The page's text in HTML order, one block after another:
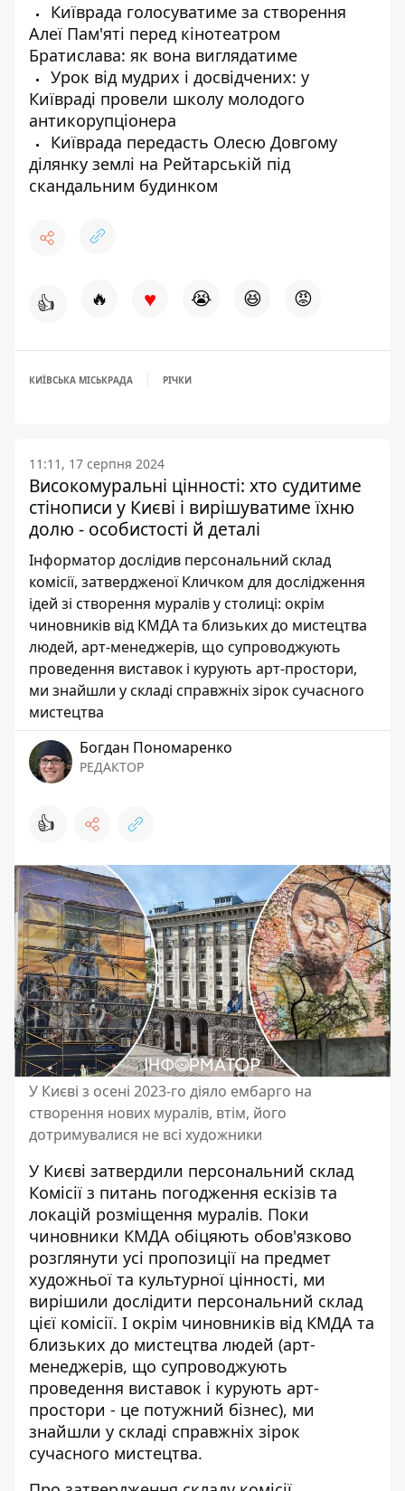
Київрада голосуватиме за створення
Алеї Пам'яті перед кінотеатром
Братислава: як вона виглядатиме
Урок від мудрих і досвідчених: у
Київраді провели школу молодого
антикорупціонера
Київрада передасть Олесю Довгому
ділянку землі на Рейтарській під
скандальним будинком
👍 🔥 ♥ 😭 😆 😡
КИЇВСЬКА МІСЬКРАДА РІЧКИ
11:11, 17 серпня 2024
Високомуральні цінності: хто судитиме
стінописи у Києві і вирішуватиме їхню
долю - особистості й деталі
Інформатор дослідив персональний склад
комісії, затвердженої Кличком для дослідження
ідей зі створення муралів у столиці: окрім
чиновників від КМДА та близьких до мистецтва
людей, арт-менеджерів, що супроводжують
проведення виставок і курують арт-простори,
ми знайшли у складі справжніх зірок сучасного
мистецтва
Богдан Пономаренко
РЕДАКТОР
👍
У Києві з осені 2023-го діяло ембарго на
створення нових муралів, втім, його
дотримувалися не всі художники
У Києві затвердили персональний склад
Комісії з питань погодження ескізів та
локацій розміщення муралів. Поки
чиновники КМДА обіцяють обов'язково
розглянути усі пропозиції на предмет
художньої та культурної цінності, ми
вирішили дослідити персональний склад
цієї комісії. І окрім чиновників від КМДА та
близьких до мистецтва людей (арт-
менеджерів, що супроводжують
проведення виставок і курують арт-
простори - це потужний бізнес), ми
знайшли у складі справжніх зірок
сучасного мистецтва.